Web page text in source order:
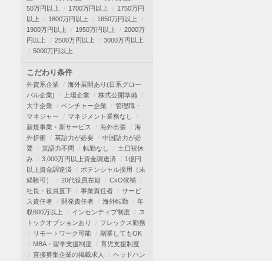
50万円以上
1700万円以上
1750万円
以上
1800万円以上
1850万円以上
1900万円以上
1950万円以上
2000万
円以上
2500万円以上
3000万円以上
5000万円以上
こだわり条件
外資系企業
海外展開あり(日系グロー
バル企業)
上場企業
株式公開準備
大手企業
ベンチャー企業
管理職・
マネジャー
マネジメント業務なし
新規事業・新サービス
海外出張
海
外折衝
英語力が必要
中国語力が必
要
英語力不問 転勤なし
土日祝休
み
3,000万円以上資金調達済
1億円
以上資金調達済
ポテンシャル採用（未
経験可）
20代役員在籍
CxO候補
社長・役員直下
事業責任者
サービ
ス責任者
開発責任者 海外転勤
年
収600万以上
インセンティブ制度
ス
トックオプションあり
フレックス勤務
リモートワーク可能
副業してもOK
MBA・留学支援制度
育児支援制度
直接募集企業の掲載求人
ヘッドハン